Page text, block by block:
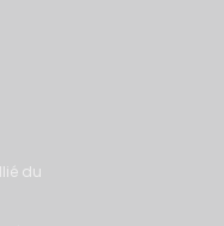
du